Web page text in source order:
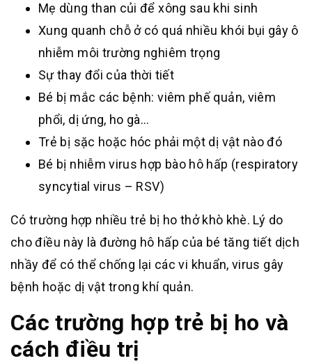
Mẹ dùng than củi để xông sau khi sinh
Xung quanh chỗ ở có quá nhiều khói bụi gây ô
nhiễm môi trường nghiêm trọng
Sự thay đổi của thời tiết
Bé bị mắc các bệnh: viêm phế quản, viêm
phổi, dị ứng, ho gà…
Trẻ bị sặc hoặc hóc phải một dị vật nào đó
Bé bị nhiễm virus hợp bào hô hấp (respiratory
syncytial virus – RSV)
Có trường hợp nhiều trẻ bị ho thở khò khè. Lý do
cho điều này là đường hô hấp của bé tăng tiết dịch
nhầy để có thể chống lại các vi khuẩn, virus gây
bệnh hoặc dị vật trong khí quản.
Các trường hợp trẻ bị ho và
cách điều trị